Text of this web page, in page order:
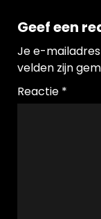
Geef een
Je e-
velden zijn
Reactie *